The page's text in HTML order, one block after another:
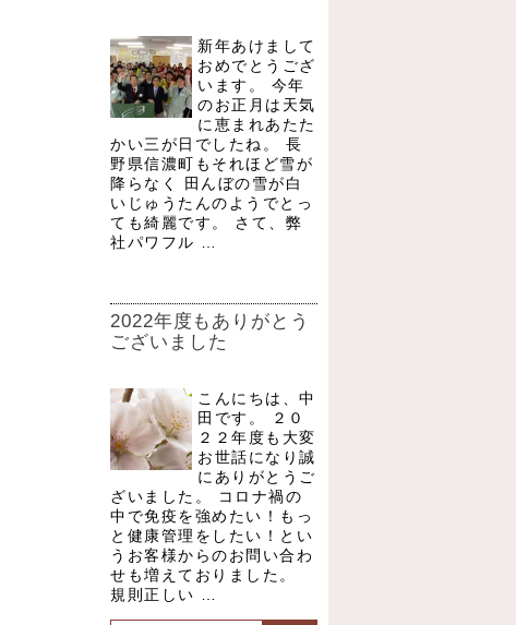
新年あけまして
おめでとうござ
います。 今年
のお正月は天気
に恵まれあたた
かい三が日でしたね。 長
野県信濃町もそれほど雪が
降らなく 田んぼの雪が白
いじゅうたんのようでとっ
ても綺麗です。 さて、弊
社パワフル …
2022年度もありがとう
ございました
こんにちは、中
田です。 ２０
２２年度も大変
お世話になり誠
にありがとうご
ざいました。 コロナ禍の
中で免疫を強めたい！もっ
と健康管理をしたい！とい
うお客様からのお問い合わ
せも増えておりました。
規則正しい …